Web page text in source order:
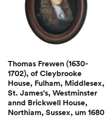
Thomas Frewen (1630-
1702), of Cleybrooke
House, Fulham, Middlesex,
St. James's, Westminster
annd Brickwell House,
Northiam, Sussex, um 1680